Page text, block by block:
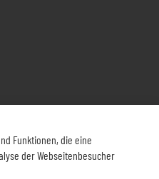
Funktionen, die eine
der Webseitenbesucher